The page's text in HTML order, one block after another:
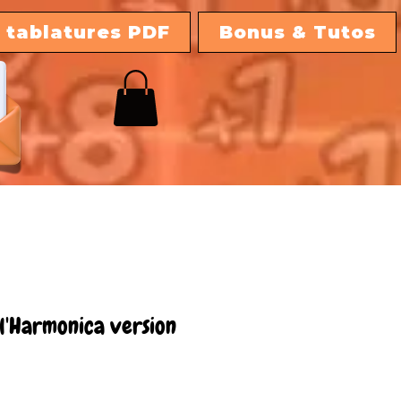
tablatures PDF Bonus & Tutos
version